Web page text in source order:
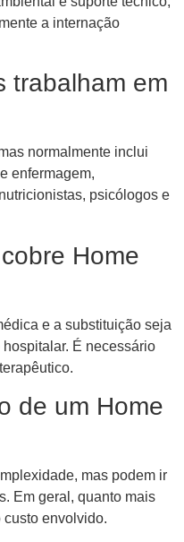
a internação
trabalham em
normalmente inclui
enfermagem,
psicólogos e
Home
e a substituição seja
É necessário
de um Home
mas podem ir
Em geral, quanto mais
envolvido.